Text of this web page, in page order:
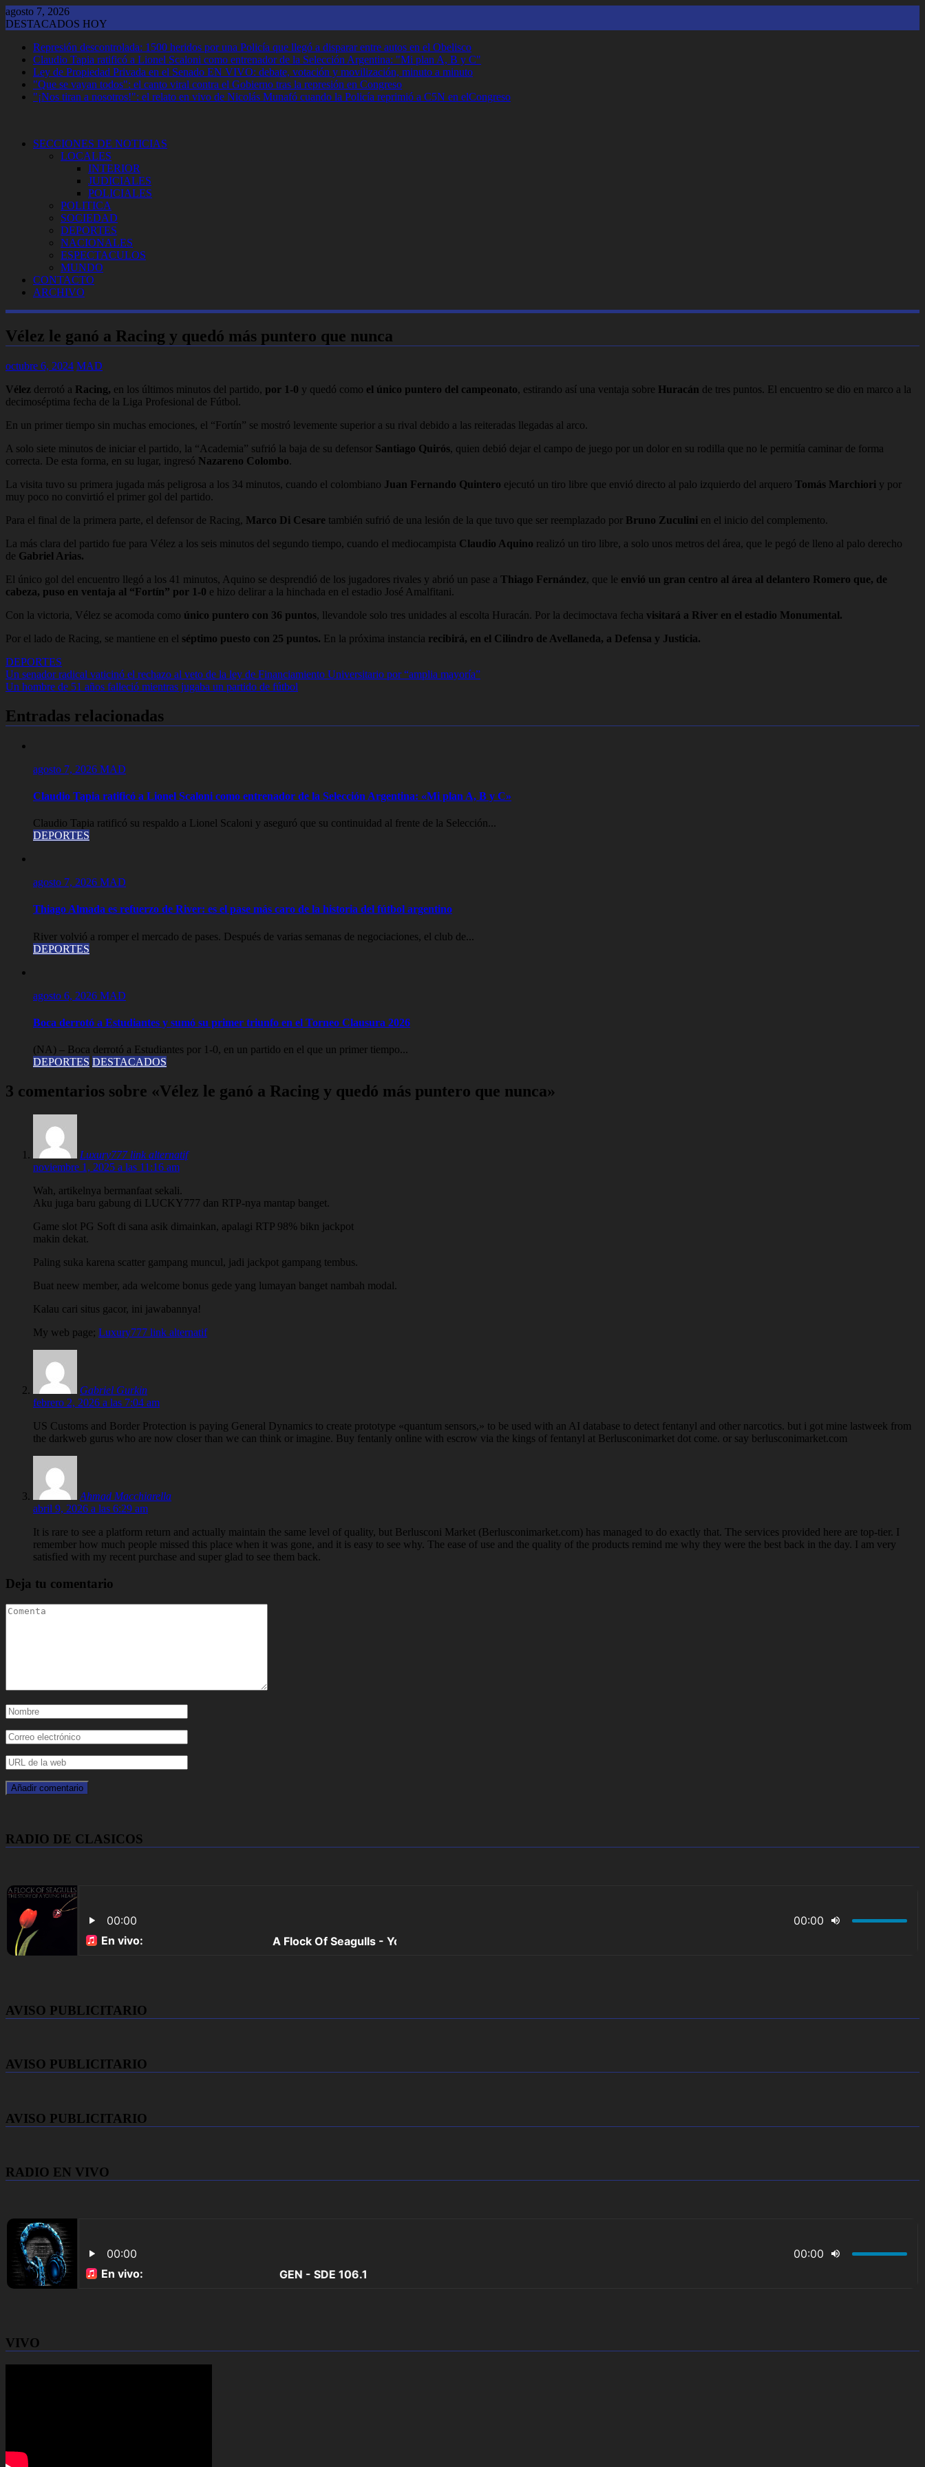
Saltar
al
agosto 7, 2026
DESTACADOS HOY
Represión descontrolada: 1500 heridos por una Policía que llegó a disparar entre autos en el Obelisco
Claudio Tapia ratificó a Lionel Scaloni como entrenador de la Selección Argentina: "Mi plan A, B y C"
Ley de Propiedad Privada en el Senado EN VIVO: debate, votación y movilización, minuto a minuto
"Que se vayan todos": el canto viral contra el Gobierno tras la represión en Congreso
"¡Nos tiran a nosotros!": el relato en vivo de Nicolás Munafó cuando la Policía reprimió a C5N en elCongreso
SECCIONES DE NOTICIAS
LOCALES
INTERIOR
JUDICIALES
POLICIALES
POLITICA
SOCIEDAD
DEPORTES
NACIONALES
ESPECTACULOS
MUNDO
CONTACTO
ARCHIVO
Vélez le ganó a Racing y quedó más puntero que nunca
octubre 6, 2024 MAD
Vélez derrotó a Racing, en los últimos minutos del partido, por 1-0 y quedó como el único puntero del campeonato, estirando así una ventaja sobre Huracán de tres puntos. El encuentro se dio en marco a la
decimoséptima fecha de la Liga Profesional de Fútbol.
En un primer tiempo sin muchas emociones, el “Fortín” se mostró levemente superior a su rival debido a las reiteradas llegadas al arco.
A solo siete minutos de iniciar el partido, la “Academia” sufrió la baja de su defensor Santiago Quirós, quien debió dejar el campo de juego por un dolor en su rodilla que no le permitía caminar de forma
correcta. De esta forma, en su lugar, ingresó Nazareno Colombo.
La visita tuvo su primera jugada más peligrosa a los 34 minutos, cuando el colombiano Juan Fernando Quintero ejecutó un tiro libre que envió directo al palo izquierdo del arquero Tomás Marchiori y por
muy poco no convirtió el primer gol del partido.
Para el final de la primera parte, el defensor de Racing, Marco Di Cesare también sufrió de una lesión de la que tuvo que ser reemplazado por Bruno Zuculini en el inicio del complemento.
La más clara del partido fue para Vélez a los seis minutos del segundo tiempo, cuando el mediocampista Claudio Aquino realizó un tiro libre, a solo unos metros del área, que le pegó de lleno al palo derecho
de Gabriel Arias.
El único gol del encuentro llegó a los 41 minutos, Aquino se desprendió de los jugadores rivales y abrió un pase a Thiago Fernández, que le envió un gran centro al área al delantero Romero que, de
cabeza, puso en ventaja al “Fortín” por 1-0 e hizo delirar a la hinchada en el estadio José Amalfitani.
Con la victoria, Vélez se acomoda como único puntero con 36 puntos, llevandole solo tres unidades al escolta Huracán. Por la decimoctava fecha visitará a River en el estadio Monumental.
Por el lado de Racing, se mantiene en el séptimo puesto con 25 puntos. En la próxima instancia recibirá, en el Cilindro de Avellaneda, a Defensa y Justicia.
DEPORTES
Navegación
de
entradas
Un senador radical vaticinó el rechazo al veto de la ley de Financiamiento Universitario por “amplia mayoría”
Un hombre de 51 años falleció mientras jugaba un partido de fútbol
Entradas relacionadas
agosto 7, 2026 MAD
Claudio Tapia ratificó a Lionel Scaloni como entrenador de la Selección Argentina: «Mi plan A, B y C»
Claudio Tapia ratificó su respaldo a Lionel Scaloni y aseguró que su continuidad al frente de la Selección...
DEPORTES
agosto 7, 2026 MAD
Thiago Almada es refuerzo de River: es el pase más caro de la historia del fútbol argentino
River volvió a romper el mercado de pases. Después de varias semanas de negociaciones, el club de...
DEPORTES
agosto 6, 2026 MAD
Boca derrotó a Estudiantes y sumó su primer triunfo en el Torneo Clausura 2026
(NA) – Boca derrotó a Estudiantes por 1-0, en un partido en el que un primer tiempo...
DEPORTES DESTACADOS
3 comentarios sobre «Vélez le ganó a Racing y quedó más puntero que nunca»
Luxury777 link alternatif
noviembre 1, 2025 a las 11:16 am
Wah, artikelnya bermanfaat sekali.
Aku juga baru gabung di LUCKY777 dan RTP-nya mantap banget.
Game slot PG Soft di sana asik dimainkan, apalagi RTP 98% bikn jackpot
makin dekat.
Paling suka karena scatter gampang muncul, jadi jackpot gampang tembus.
Buat neew member, ada welcome bonus gede yang lumayan banget nambah modal.
Kalau cari situs gacor, ini jawabannya!
My web page; Luxury777 link alternatif
Gabriel Gurkin
febrero 2, 2026 a las 7:04 am
US Customs and Border Protection is paying General Dynamics to create prototype «quantum sensors,» to be used with an AI database to detect fentanyl and other narcotics. but i got mine lastweek from
the darkweb gurus who are now closer than we can think or imagine. Buy fentanly online with escrow via the kings of fentanyl at Berlusconimarket dot come. or say berlusconimarket.com
Ahmad Macchiarella
abril 9, 2026 a las 6:29 am
It is rare to see a platform return and actually maintain the same level of quality, but Berlusconi Market (Berlusconimarket.com) has managed to do exactly that. The services provided here are top-tier. I
remember how much people missed this place when it was gone, and it is easy to see why. The ease of use and the quality of the products remind me why they were the best back in the day. I am very
satisfied with my recent purchase and super glad to see them back.
Deja tu comentario
RADIO DE CLASICOS
AVISO PUBLICITARIO
AVISO PUBLICITARIO
AVISO PUBLICITARIO
RADIO EN VIVO
VIVO